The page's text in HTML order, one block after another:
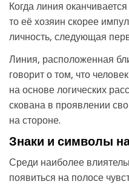
Когда линия
то её хозяин скорее
личность, следующая
Линия, расположенная
говорит о том, что
на основе логических
скована в проявлении
на стороне.
Знаки и символы
Среди наиболее
появиться на полосе